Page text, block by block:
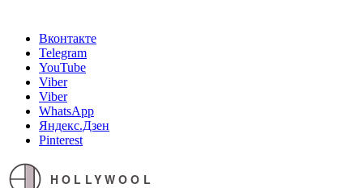
Вконтакте
Telegram
YouTube
Viber
Viber
WhatsApp
Яндекс.Дзен
Pinterest
HOLLYWOOL